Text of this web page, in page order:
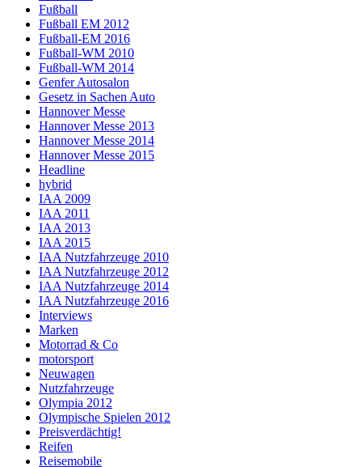
Fußball
Fußball EM 2012
Fußball-EM 2016
Fußball-WM 2010
Fußball-WM 2014
Genfer Autosalon
Gesetz in Sachen Auto
Hannover Messe
Hannover Messe 2013
Hannover Messe 2014
Hannover Messe 2015
Headline
hybrid
IAA 2009
IAA 2011
IAA 2013
IAA 2015
IAA Nutzfahrzeuge 2010
IAA Nutzfahrzeuge 2012
IAA Nutzfahrzeuge 2014
IAA Nutzfahrzeuge 2016
Interviews
Marken
Motorrad & Co
motorsport
Neuwagen
Nutzfahrzeuge
Olympia 2012
Olympische Spielen 2012
Preisverdächtig!
Reifen
Reisemobile